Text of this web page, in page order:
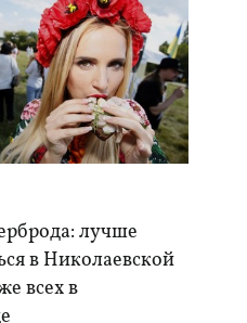
лучше
в Николаевской
всех в